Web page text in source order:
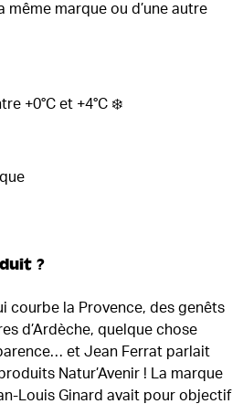
marque ou d’une autre
+0°C et +4°C ❄️
?
courbe la Provence, des genêts
d’Ardèche, quelque chose
et Jean Ferrat parlait
Natur’Avenir ! La marque
Louis Ginard avait pour objectif